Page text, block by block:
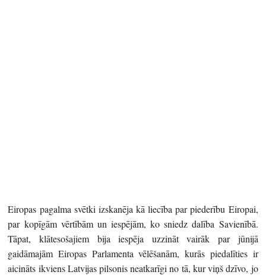
Eiropas pagalma svētki izskanēja kā liecība par piederību Eiropai,
par kopīgām vērtībām un iespējām, ko sniedz dalība Savienībā.
Tāpat, klātesošajiem bija iespēja uzzināt vairāk par jūnijā
gaidāmajām Eiropas Parlamenta vēlēšanām, kurās piedalīties ir
aicināts ikviens Latvijas pilsonis neatkarīgi no tā, kur viņš dzīvo, jo